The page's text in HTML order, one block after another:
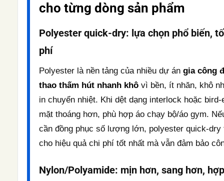
cho từng dòng sản phẩm
Polyester quick-dry: lựa chọn phổ biến,
phí
Polyester là nền tảng của nhiều dự án gia công
thao thấm hút nhanh khô vì bền, ít nhăn, khô
in chuyển nhiệt. Khi dệt dạng interlock hoặc bird-
mặt thoáng hơn, phù hợp áo chạy bộ/áo gym.
cần đồng phục số lượng lớn, polyester quick-dry
cho hiệu quả chi phí tốt nhất mà vẫn đảm bảo
Nylon/Polyamide: mịn hơn, sang hơn,